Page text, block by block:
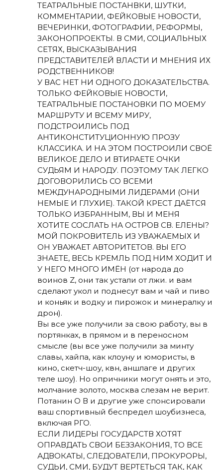
ТЕАТРАЛЬНЫЕ ПОСТАНВКИ, ШУТКИ,
КОММЕНТАРИИ, ФЕЙКОВЫЕ НОВОСТИ,
ВЕЧЕРИНКИ, ФОТОГРАФИИ, РЕФОРМЫ,
ЗАКОНОПРОЕКТЫ. В СМИ, СОЦИАЛЬНЫХ
СЕТЯХ, ВЫСКАЗЫВАНИЯ
ПРЕДСТАВИТЕЛЕЙ ВЛАСТИ И МНЕНИЯ ИХ
РОДСТВЕННИКОВ!
У ВАС НЕТ НИ ОДНОГО ДОКАЗАТЕЛЬСТВА.
ТОЛЬКО ФЕЙКОВЫЕ НОВОСТИ,
ТЕАТРАЛЬНЫЕ ПОСТАНОВКИ ПО МОЕМУ
МАРШРУТУ И ВСЕМУ МИРУ,
ПОДСТРОИЛИСЬ ПОД
АНТИКОНСТИТУЦИОННУЮ ПРОЗУ
КЛАССИКА. И НА ЭТОМ ПОСТРОИЛИ СВОЁ
ВЕЛИКОЕ ДЕЛО И ВТИРАЕТЕ ОЧКИ
СУДЬЯМ И НАРОДУ. ПОЭТОМУ ТАК ЛЕГКО
ДОГОВОРИЛИСЬ СО ВСЕМИ
МЕЖДУНАРОДНЫМИ ЛИДЕРАМИ (ОНИ
НЕМЫЕ И ГЛУХИЕ). ТАКОЙ КРЕСТ ДАЁТСЯ
ТОЛЬКО ИЗБРАННЫМ, ВЫ И МЕНЯ
ХОТИТЕ СОСЛАТЬ НА ОСТРОВ СВ. ЕЛЕНЫ?
МОЙ ПОКРОВИТЕЛЬ ИЗ УВАЖАЕМЫХ И
ОН УВАЖАЕТ АВТОРИТЕТОВ. ВЫ ЕГО
ЗНАЕТЕ, ВЕСЬ КРЕМЛЬ ПОД НИМ ХОДИТ И
У НЕГО МНОГО ИМЁН (от народа до
воинов Z, они так устали от лжи. и вам
сделают укол и поднесут вам и чай и пиво
и коньяк и водку и пирожок и минералку и
дрон).
Вы все уже получили за свою работу, вы в
портянках, в прямом и в переносном
смысле (вы все уже получили за минту
славы, хайпа, как клоуну и юмористы, в
кино, скетч-шоу, квн, аншлаге и других
теле шоу). Но опричники могут онять и это,
молчание золото, москва слезам не верит.
Потанин О В и другие уже спонсировали
ваш спортивный беспредел шоубизнеса,
включая РГО.
ЕСЛИ ЛИДЕРЫ ГОСУДАРСТВ ХОТЯТ
ОПРАВДАТЬ СВОИ БЕЗЗАКОНИЯ, ТО ВСЕ
АДВОКАТЫ, СЛЕДОВАТЕЛИ, ПРОКУРОРЫ,
СУДЬИ, СМИ, БУДУТ ВЕРТЕТЬСЯ ТАК, КАК